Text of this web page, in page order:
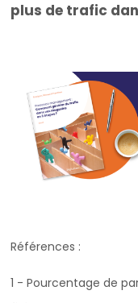
plus de trafic
Références :
1 - Pourcentage de